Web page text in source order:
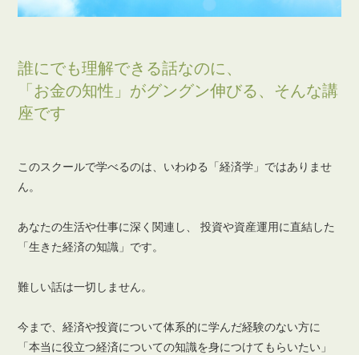
誰にでも理解できる話なのに、
「お金の知性」がグングン伸びる、そんな講
座です
このスクールで学べるのは、いわゆる「経済学」ではありませ
ん。
あなたの生活や仕事に深く関連し、
投資や資産運用に直結した
「生きた経済の知識」です。
難しい話は一切しません。
今まで、経済や投資について体系的に学んだ経験のない方に
「本当に役立つ経済についての知識を身につけてもらいたい」